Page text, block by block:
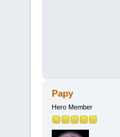
Papy
Hero Member